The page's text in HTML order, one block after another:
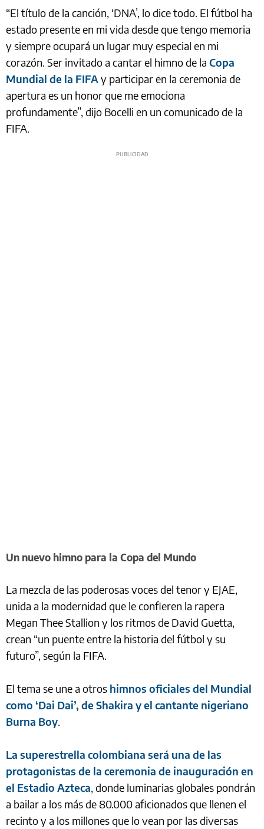
“El título de la canción, ‘DNA’, lo dice todo. El fútbol ha
estado presente en mi vida desde que tengo memoria
y siempre ocupará un lugar muy especial en mi
corazón. Ser invitado a cantar el himno de la Copa
Mundial de la FIFAy participar en la ceremonia de
apertura es un honor que me emociona
profundamente”, dijo Bocelli en un comunicado de la
FIFA.
Un nuevo himno para la Copa del Mundo
La mezcla de las poderosas voces del tenor y EJAE,
unida a la modernidad que le confieren la rapera
Megan Thee Stallion y los ritmos de David Guetta,
crean “un puente entre la historia del fútbol y su
futuro”, según la FIFA.
El tema se une a otros himnos oficiales del Mundial
como ‘Dai Dai’, de Shakira y el cantante nigeriano
Burna Boy.
La superestrella colombiana será una de las
protagonistas de la ceremonia de inauguración en
el Estadio Azteca, donde luminarias globales pondrán
a bailar a los más de 80.000 aficionados que llenen el
recinto y a los millones que lo vean por las diversas